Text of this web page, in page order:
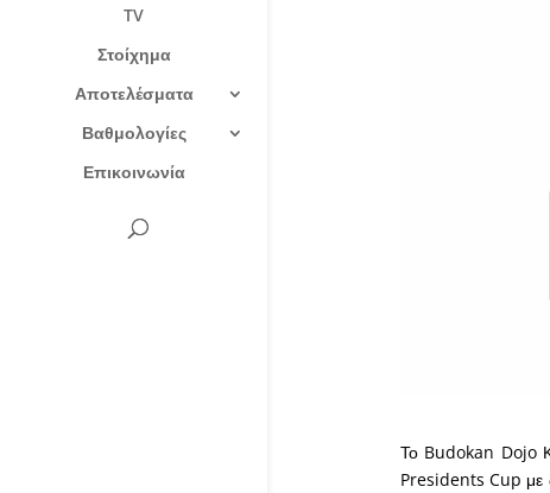
TV
Στοίχημα
Αποτελέσματα
Βαθμολογίες
Επικοινωνία
Το Budokan Dojo
Presidents Cup με